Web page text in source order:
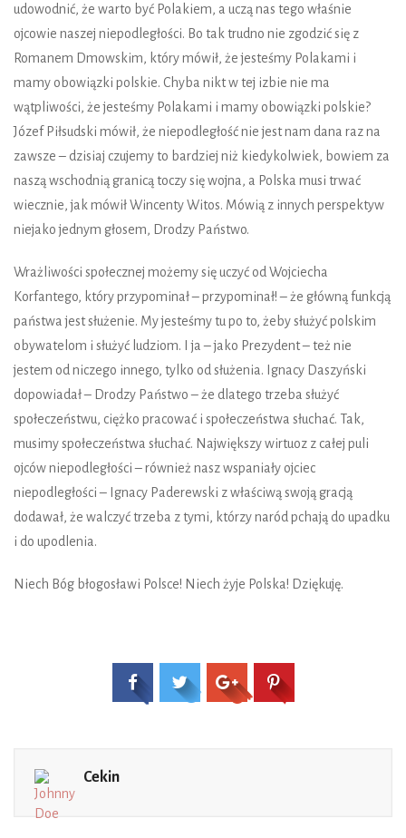
udowodnić, że warto być Polakiem, a uczą nas tego właśnie
ojcowie naszej niepodległości. Bo tak trudno nie zgodzić się z
Romanem Dmowskim, który mówił, że jesteśmy Polakami i
mamy obowiązki polskie. Chyba nikt w tej izbie nie ma
wątpliwości, że jesteśmy Polakami i mamy obowiązki polskie?
Józef Piłsudski mówił, że niepodległość nie jest nam dana raz na
zawsze – dzisiaj czujemy to bardziej niż kiedykolwiek, bowiem za
naszą wschodnią granicą toczy się wojna, a Polska musi trwać
wiecznie, jak mówił Wincenty Witos. Mówią z innych perspektyw
niejako jednym głosem, Drodzy Państwo.
Wrażliwości społecznej możemy się uczyć od Wojciecha
Korfantego, który przypominał – przypominał! – że główną funkcją
państwa jest służenie. My jesteśmy tu po to, żeby służyć polskim
obywatelom i służyć ludziom. I ja – jako Prezydent – też nie
jestem od niczego innego, tylko od służenia. Ignacy Daszyński
dopowiadał – Drodzy Państwo – że dlatego trzeba służyć
społeczeństwu, ciężko pracować i społeczeństwa słuchać. Tak,
musimy społeczeństwa słuchać. Największy wirtuoz z całej puli
ojców niepodległości – również nasz wspaniały ojciec
niepodległości – Ignacy Paderewski z właściwą swoją gracją
dodawał, że walczyć trzeba z tymi, którzy naród pchają do upadku
i do upodlenia.
Niech Bóg błogosławi Polsce! Niech żyje Polska! Dziękuję.
Cekin